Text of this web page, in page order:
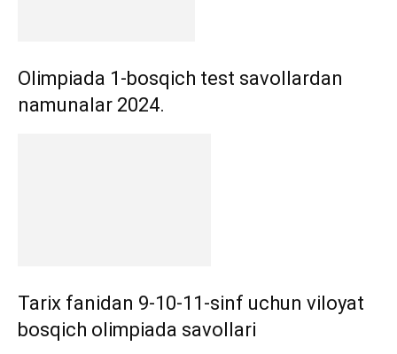
Olimpiada 1-bosqich test savollardan
namunalar 2024.
Tarix fanidan 9-10-11-sinf uchun viloyat
bosqich olimpiada savollari